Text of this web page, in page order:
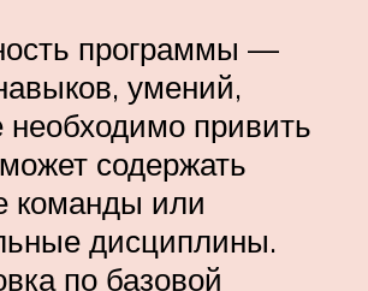
программы —
умений,
необходимо привить
содержать
команды или
дисциплины.
по базовой